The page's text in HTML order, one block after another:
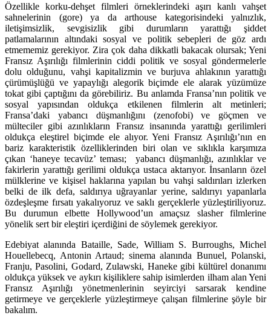
Özellikle korku-dehşet filmleri örneklerindeki aşırı kanlı vahşet
sahnelerinin (gore) ya da arthouse kategorisindeki yalnızlık,
iletişimsizlik, sevgisizlik gibi durumların yarattığı şiddet
patlamalarının altındaki sosyal ve politik sebepleri de göz ardı
etmememiz gerekiyor. Zira çok daha dikkatli bakacak olursak; Yeni
Fransız Aşırılığı filmlerinin ciddi politik ve sosyal göndermelerle
dolu olduğunu, vahşi kapitalizmin ve burjuva ahlakının yarattığı
çürümüşlüğü ve yapaylığı alegorik biçimde ele alarak yüzümüze
tokat gibi çaptığını da görebiliriz. Bu anlamda Fransa’nın politik ve
sosyal yapısından oldukça etkilenen filmlerin alt metinleri;
Fransa’daki yabancı düşmanlığını (zenofobi) ve göçmen ve
mülteciler gibi azınlıkların Fransız insanında yarattığı gerilimleri
oldukça eleştirel biçimde ele alıyor. Yeni Fransız Aşırılığı’nın en
bariz karakteristik özelliklerinden biri olan ve sıklıkla karşımıza
çıkan ‘haneye tecavüz’ teması; yabancı düşmanlığı, azınlıklar ve
fakirlerin yarattığı gerilimi oldukça ustaca aktarıyor. İnsanların özel
mülklerine ve kişisel haklarına yapılan bu vahşi saldırıları izlerken
belki de ilk defa, saldırıya uğrayanlar yerine, saldırıyı yapanlarla
özdeşleşme fırsatı yakalıyoruz ve saklı gerçeklerle yüzleştiriliyoruz.
Bu durumun elbette Hollywood’un amaçsız slasher filmlerine
yönelik sert bir eleştiri içerdiğini de söylemek gerekiyor.
Edebiyat alanında Bataille, Sade, William S. Burroughs, Michel
Houellebecq, Antonin Artaud; sinema alanında Bunuel, Polanski,
Franju, Pasolini, Godard, Zulawski, Haneke gibi kültürel donanımı
oldukça yüksek ve aykırı kişiliklere sahip isimlerden ilham alan Yeni
Fransız Aşırılığı yönetmenlerinin seyirciyi sarsarak kendine
getirmeye ve gerçeklerle yüzleştirmeye çalışan filmlerine şöyle bir
bakalım.